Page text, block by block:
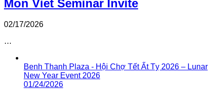
Mon Viet Seminar Invite
02/17/2026
…
Benh Thanh Plaza - Hội Chợ Tết Ất Tỵ 2026 – Lunar
New Year Event 2026
01/24/2026